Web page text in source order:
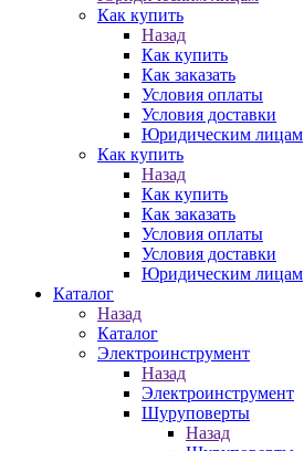
Как купить
Назад
Как купить
Как заказать
Условия оплаты
Условия доставки
Юридическим лицам
Как купить
Назад
Как купить
Как заказать
Условия оплаты
Условия доставки
Юридическим лицам
Каталог
Назад
Каталог
Электроинструмент
Назад
Электроинструмент
Шуруповерты
Назад